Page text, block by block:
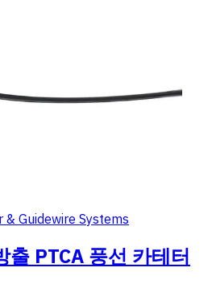
Guidewire Systems
PTCA 풍선 카테터